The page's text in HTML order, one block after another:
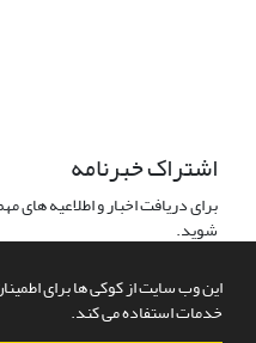
این وب سایت از کوکی ها برای
خدمات استفاده می کند.
اشتراک خبرنامه
برای دریافت اخبار و اطلاعیه
شوید.